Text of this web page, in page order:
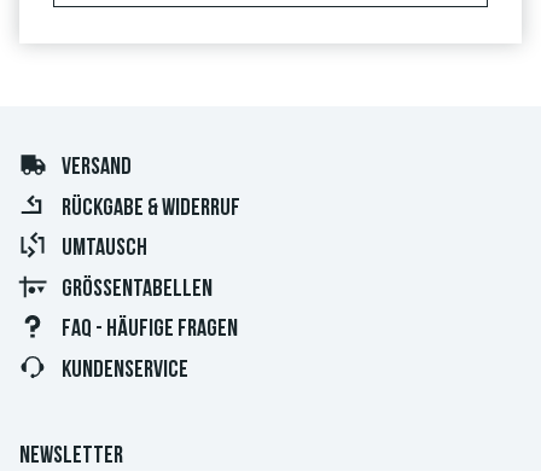
VERSAND
RÜCKGABE & WIDERRUF
UMTAUSCH
GRÖSSENTABELLEN
FAQ - HÄUFIGE FRAGEN
KUNDENSERVICE
NEWSLETTER